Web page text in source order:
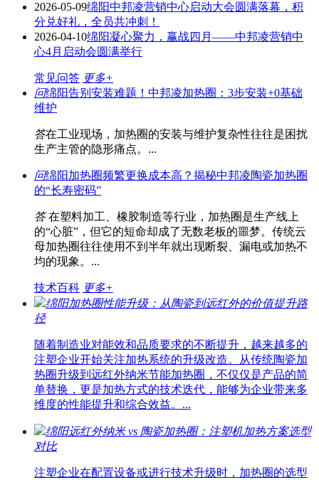
2026-05-09绵阳中邦凌营销中心启动大会圆满落幕，积
分兑好礼，全员共冲刺！
2026-04-10绵阳凝心聚力，赢战四月——中邦凌营销中
心4月启动会圆满举行
常见问答 更多+
问绵阳告别安装难题！中邦凌加热圈：3步安装+0基础
维护
答在工业现场，加热圈的安装与维护复杂性往往是困扰
生产主管的隐形痛点。...
问绵阳加热圈频繁更换成本高？揭秘中邦凌陶瓷加热圈
的“长寿密码”
答在塑料加工、橡胶制造等行业，加热圈是生产线上
的“心脏”，但它的短命却成了无数老板的噩梦。传统云
母加热圈往往使用不到半年就出现断裂、漏电或加热不
均的现象。...
技术百科 更多+
绵阳加热圈性能升级：从陶瓷到远红外的价值提升路
径
随着制造业对能效和品质要求的不断提升，越来越多的
注塑企业开始关注加热系统的升级改造。从传统陶瓷加
热圈升级到远红外纳米节能加热圈，不仅仅是产品的简
单替换，更是加热方式的技术迭代，能够为企业带来多
维度的性能提升和综合效益。...
绵阳远红外纳米 vs 陶瓷加热圈：注塑机加热方案选型
对比
注塑企业在配置设备或进行技术升级时，加热圈的选型